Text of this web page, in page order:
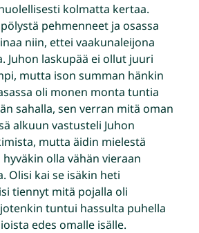
kolmatta kertaa.
pehmenneet ja osassa
niin, ettei vaakunaleijona
Juhon laskupää ei ollut juuri
mutta ison summan hänkin
oli monen monta tuntia
sahalla, sen verran mitä oman
alkuun vastusteli Juhon
mutta äidin mielestä
olla vähän vieraan
Olisi kai se isäkin heti
tiennyt mitä pojalla oli
tuntui hassulta puhella
edes omalle isälle.